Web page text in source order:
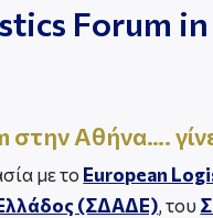
Forum in
στην Αθήνα….
με το European
(ΣΔΑΔΕ), του